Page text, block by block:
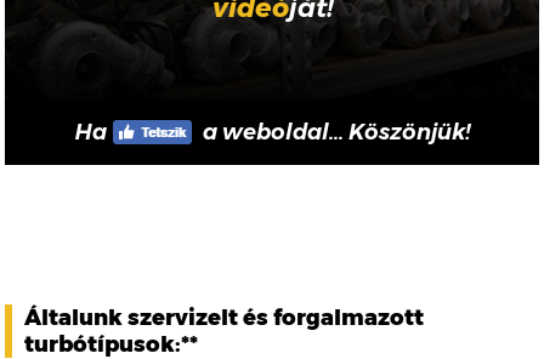
videóját!
Ha a weboldal... Köszönjük!
Általunk szervizelt és forgalmazott
turbótípusok:**